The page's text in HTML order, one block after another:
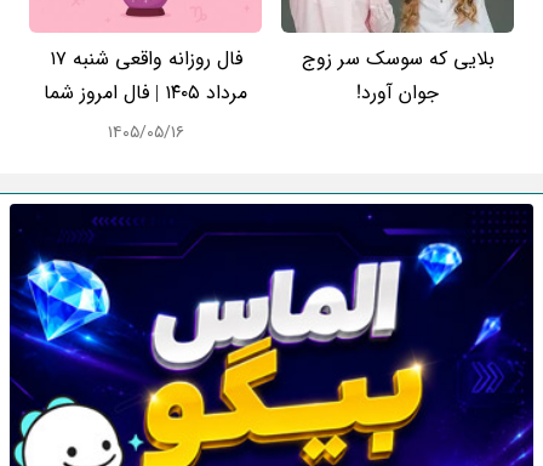
بلایی که سوسک سر زوج
جوان آورد!
فال روزانه واقعی شنبه ۱۷
مرداد ۱۴۰۵ | فال امروز شما
۱۴۰۵/۰۵/۱۶